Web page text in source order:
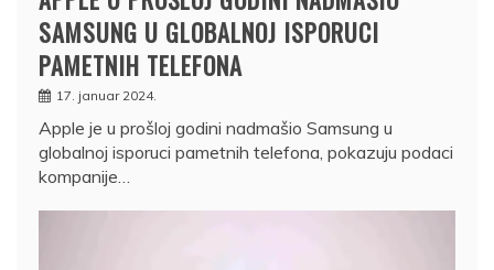
SAMSUNG U GLOBALNOJ ISPORUCI
PAMETNIH TELEFONA
17. januar 2024.
Apple je u prošloj godini nadmašio Samsung u
globalnoj isporuci pametnih telefona, pokazuju podaci
kompanije…